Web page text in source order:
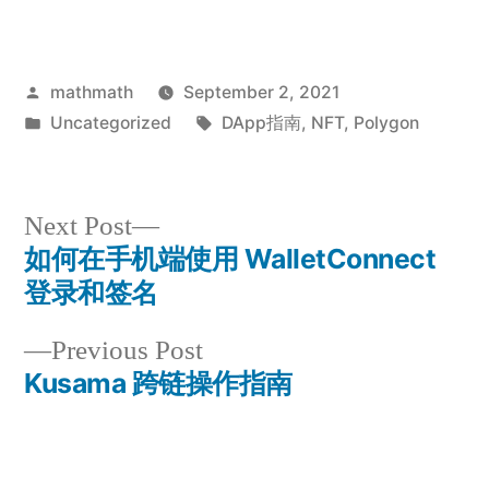
Posted
by
mathmath
September 2, 2021
Posted
Uncategorized Tags:
DApp指南, NFT, Polygon
Post
navigation
Previous PostPrevious
post:
Kusama 跨链操作指南
Next Post
Next
post:
如何在手机端使用 WalletConnect
登录和签名